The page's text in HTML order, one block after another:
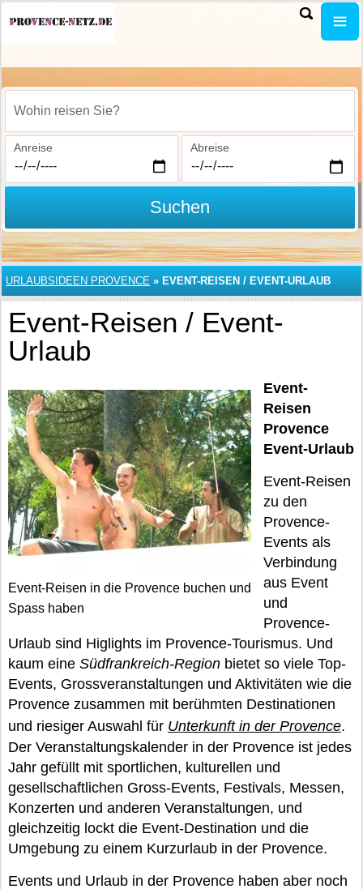
Wohin reisen Sie?
Anreise Abreise
Suchen
URLAUBSIDEEN PROVENCE » EVENT-REISEN / EVENT-URLAUB
Event-Reisen / Event-
Urlaub
Event-Reisen in die Provence buchen und
Spass haben
Event-
Reisen
Provence
Event-Urlaub
Event-Reisen
zu den
Provence-
Events als
Verbindung
aus Event
und
Provence-
Urlaub sind Higlights im Provence-Tourismus. Und
kaum eine Südfrankreich-Region bietet so viele Top-
Events, Grossveranstaltungen und Aktivitäten wie die
Provence zusammen mit berühmten Destinationen
und riesiger Auswahl für Unterkunft in der Provence.
Der Veranstaltungskalender in der Provence ist jedes
Jahr gefüllt mit sportlichen, kulturellen und
gesellschaftlichen Gross-Events, Festivals, Messen,
Konzerten und anderen Veranstaltungen, und
gleichzeitig lockt die Event-Destination und die
Umgebung zu einem Kurzurlaub in der Provence.
Events und Urlaub in der Provence haben aber noch